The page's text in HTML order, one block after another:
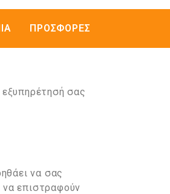
ΠΡΟΣΦΟΡΕΣ
σας
να σας
επιστραφούν